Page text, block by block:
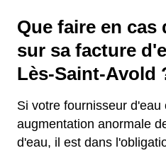
Que faire en cas
sur sa facture
Lès-Saint-Avold
Si votre fournisseur d'eau
augmentation anormale
d'eau, il est dans